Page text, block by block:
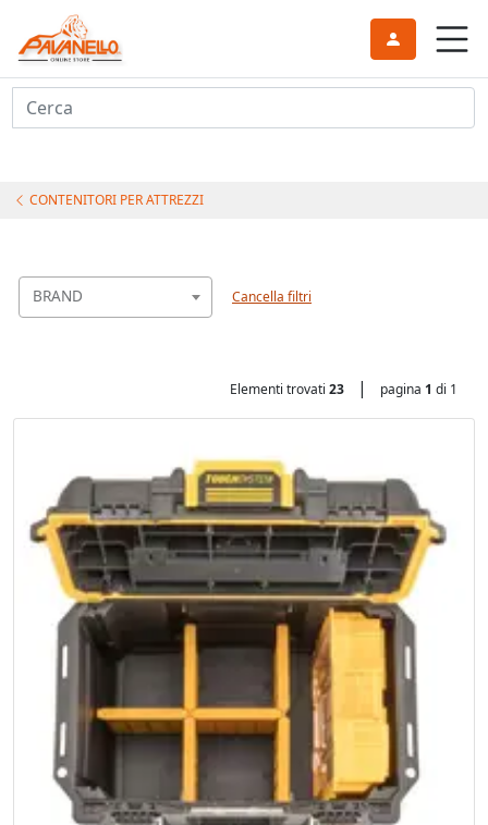
Cerca
CONTENITORI PER ATTREZZI
BRAND Cancella filtri
Elementi trovati 23 | pagina 1 di 1